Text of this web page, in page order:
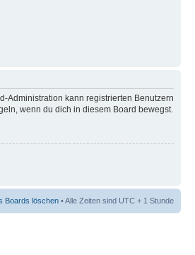
Administration kann registrierten Benutzern
wenn du dich in diesem Board bewegst.
Boards löschen • Alle Zeiten sind UTC + 1 Stunde